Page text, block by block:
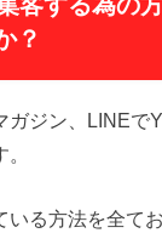
？
ガジン、LINEで
る方法を全て